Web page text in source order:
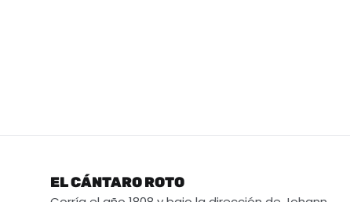
EL CÁNTARO ROTO